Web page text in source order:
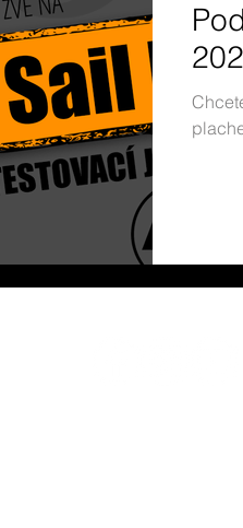
Boat Jachting v Čechách a
Cup RS500